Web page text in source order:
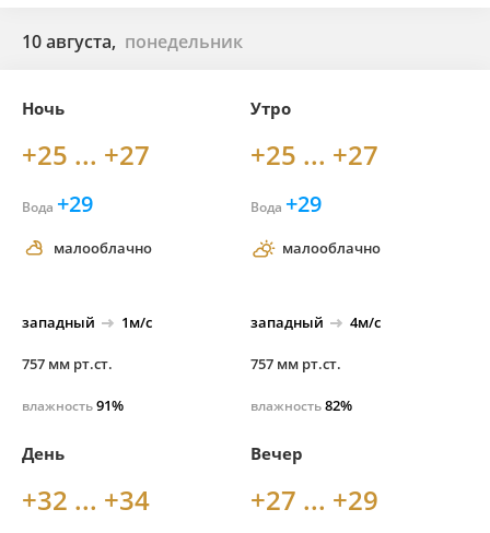
10 августа, понедельник
Ночь
+25 ... +27
Вода +29
малооблачно
западный 1м/с
757 мм рт.ст.
влажность91%
Утро
+25 ... +27
Вода +29
малооблачно
западный 4м/с
757 мм рт.ст.
влажность82%
День
+32 ... +34
Вечер
+27 ... +29